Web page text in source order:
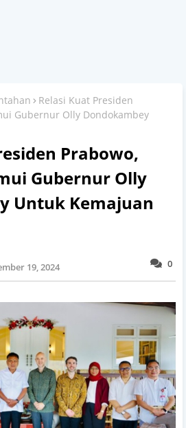
Relasi Kuat Presiden
Gubernur Olly Dondokambey
Prabowo,
Gubernur Olly
Untuk Kemajuan
0
19, 2024